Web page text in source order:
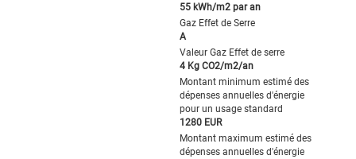
55 kWh/m2 par an
Gaz Effet de Serre
A
Valeur Gaz Effet de serre
4 Kg CO2/m2/an
Montant minimum estimé des
dépenses annuelles d'énergie
pour un usage standard
1280 EUR
Montant maximum estimé des
dépenses annuelles d'énergie